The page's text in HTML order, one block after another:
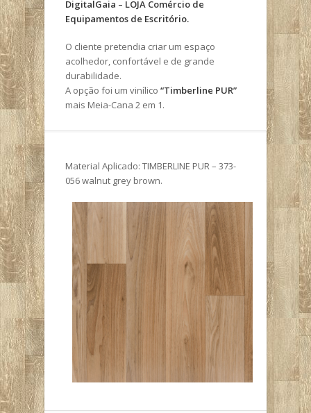
DigitalGaia – LOJA Comércio de
Equipamentos de Escritório.
O cliente pretendia criar um espaço
acolhedor, confortável e de grande
durabilidade.
A opção foi um vinílico “Timberline PUR”
mais Meia-Cana 2 em 1.
Material Aplicado: TIMBERLINE PUR – 373-
056 walnut grey brown.